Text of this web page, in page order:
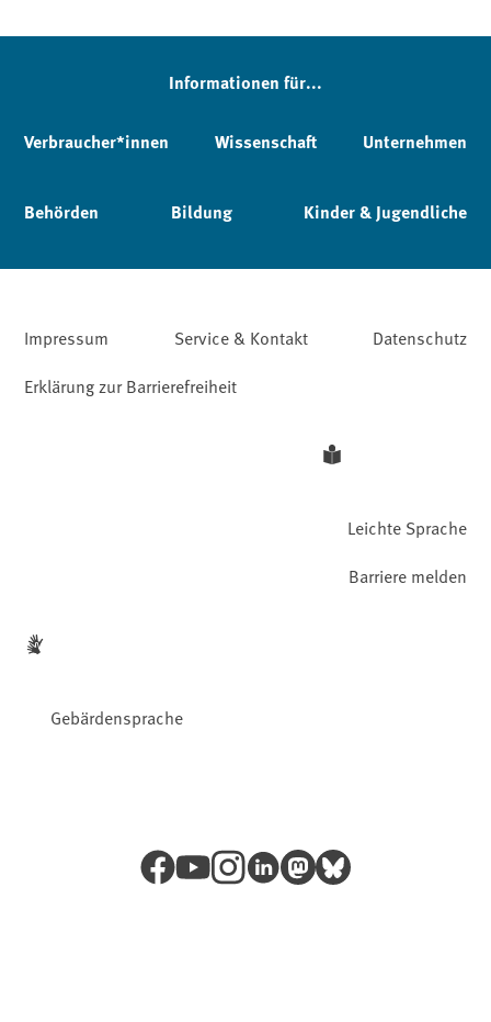
Informationen für...
Verbraucher*innen Wissenschaft Unternehmen
Behörden Bildung Kinder & Jugendliche
Impressum Service & Kontakt
Datenschutz
Erklärung zur Barrierefreiheit
Leichte Sprache
Gebärdensprache
Barriere melden